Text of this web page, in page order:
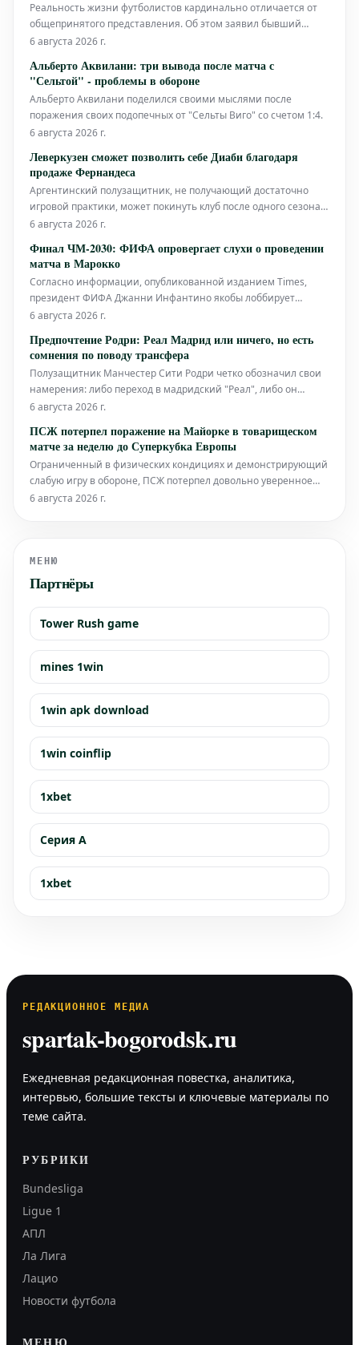
Реальность жизни футболистов кардинально отличается от
общепринятого представления. Об этом заявил бывший
игрок римского «Лацио» и сборной Демократической
Какута.
6 августа 2026 г.
Альберто Аквилани: три вывода после матча с
"Сельтой" - проблемы в обороне
Альберто Аквилани поделился своими мыслями после
поражения своих подопечных от "Сельты Виго" со счетом 1:4.
6 августа 2026 г.
Леверкузен сможет позволить себе Диаби благодаря
продаже Фернандеса
Аргентинский полузащитник, не получающий достаточно
игровой практики, может покинуть клуб после одного сезона.
Его уход, вероятно, откроет дорогу для возвращения Муссы
"Байер Леверкузен" становится более реальной на фоне
потенциального ух
6 августа 2026 г.
Финал ЧМ-2030: ФИФА опровергает слухи о проведении
матча в Марокко
Согласно информации, опубликованной изданием Times,
президент ФИФА Джанни Инфантино якобы лоббирует
проведение финального матча Чемпионата мира по футболу
эти утверждения, назвав их ложными и вводящими в
заблуждение. Футбольная федер
6 августа 2026 г.
Предпочтение Родри: Реал Мадрид или ничего, но есть
сомнения по поводу трансфера
Полузащитник Манчестер Сити Родри четко обозначил свои
намерения: либо переход в мадридский "Реал", либо он
остается в своем нынешнем клубе. Интерес со стороны
альтернатива, несмотря на слухи, появившиеся ранее. По
информации испанского издания Dia
6 августа 2026 г.
ПСЖ потерпел поражение на Майорке в товарищеском
матче за неделю до Суперкубка Европы
Ограниченный в физических кондициях и демонстрирующий
слабую игру в обороне, ПСЖ потерпел довольно уверенное
поражение в своем первом предсезонном матче. Встреча,
6 августа 2026 г.
МЕНЮ
Партнёры
Tower Rush game
mines 1win
1win apk download
1win coinflip
1xbet
Серия А
1xbet
РЕДАКЦИОННОЕ МЕДИА
spartak-bogorodsk.ru
Ежедневная редакционная повестка, аналитика,
интервью, большие тексты и ключевые материалы по
теме сайта.
РУБРИКИ
Bundesliga
Ligue 1
АПЛ
Ла Лига
Лацио
Новости футбола